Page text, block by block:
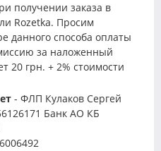
получении заказа в
Rozetka. Просим
данного способа оплаты
за наложенный
20 грн. + 2% стоимости
- ФЛП Кулаков Сергей
Банк АО КБ